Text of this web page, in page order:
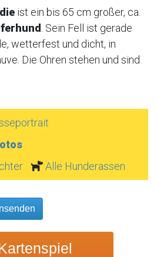
ist ein bis 65 cm großer, ca.
. Sein Fell ist gerade
wetterfest und dicht, in
Die Ohren stehen und sind
Alle Hunderassen